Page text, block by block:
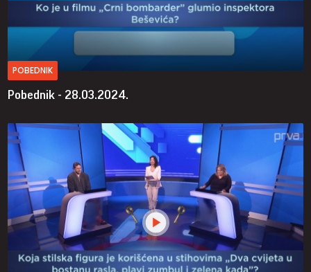
POBEDNIK
Pobednik - 28.03.2024.